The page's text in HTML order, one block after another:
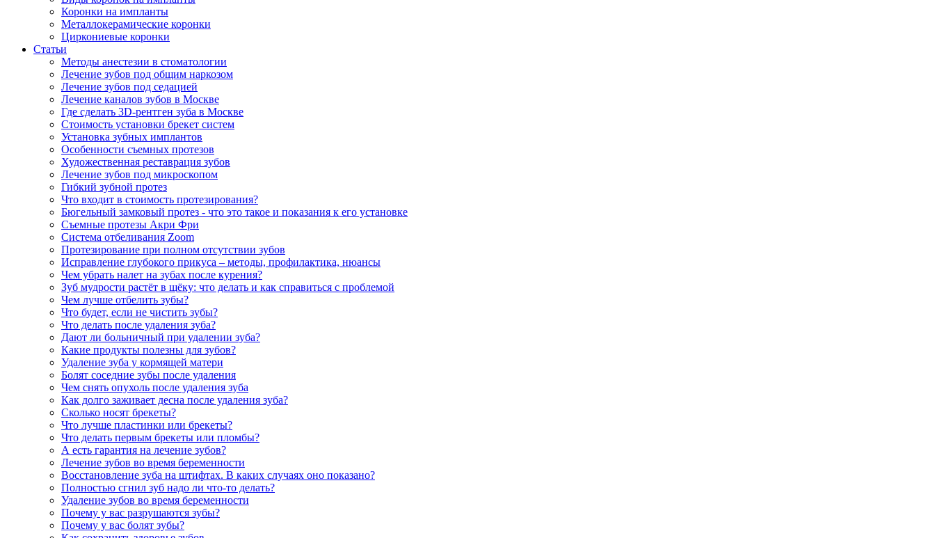
Коронки на импланты
Металлокерамические коронки
Циркониевые коронки
Статьи
Методы анестезии в стоматологии
Лечение зубов под общим наркозом
Лечение зубов под седацией
Лечение каналов зубов в Москве
Где сделать 3D-рентген зуба в Москве
Стоимость установки брекет систем
Установка зубных имплантов
Особенности съемных протезов
Художественная реставрация зубов
Лечение зубов под микроскопом
Гибкий зубной протез
Что входит в стоимость протезирования?
Бюгельный замковый протез - что это такое и показания к его установке
Съемные протезы Акри Фри
Система отбеливания Zoom
Протезирование при полном отсутствии зубов
Исправление глубокого прикуса – методы, профилактика, нюансы
Чем убрать налет на зубах после курения?
Зуб мудрости растёт в щёку: что делать и как справиться с проблемой
Чем лучше отбелить зубы?
Что будет, если не чистить зубы?
Что делать после удаления зуба?
Дают ли больничный при удалении зуба?
Какие продукты полезны для зубов?
Удаление зуба у кормящей матери
Болят соседние зубы после удаления
Чем снять опухоль после удаления зуба
Как долго заживает десна после удаления зуба?
Сколько носят брекеты?
Что лучше пластинки или брекеты?
Что делать первым брекеты или пломбы?
А есть гарантия на лечение зубов?
Лечение зубов во время беременности
Восстановление зуба на штифтах. В каких случаях оно показано?
Полностью сгнил зуб надо ли что-то делать?
Удаление зубов во время беременности
Почему у вас разрушаются зубы?
Почему у вас болят зубы?